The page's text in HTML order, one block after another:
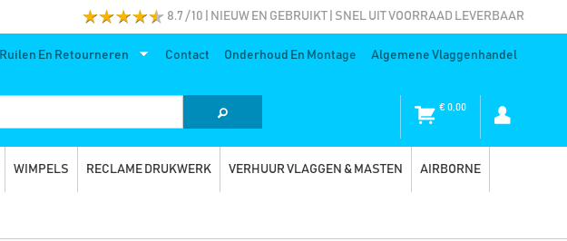
8.7 / 10 | NIEUW EN GEBRUIKT | SNEL UIT VOORRAAD LEVERBAAR
Ruilen En Retourneren Contact Onderhoud En Montage Algemene Vlaggenhandel
€0,00
WIMPELS RECLAME DRUKWERK VERHUUR VLAGGEN & MASTEN AIRBORNE